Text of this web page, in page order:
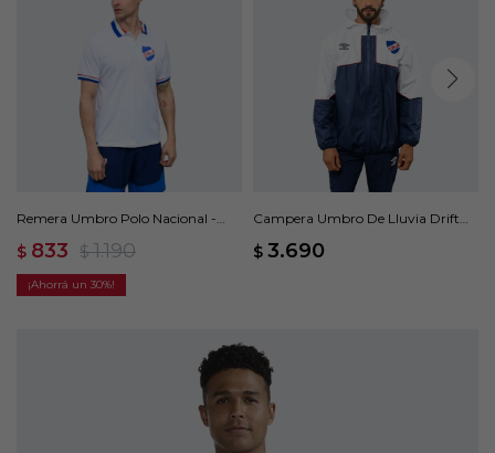
Remera Umbro Polo Nacional -
$ 833 $ 1.190
30
Campera Umbro De Lluvia Drift
$ 3.690